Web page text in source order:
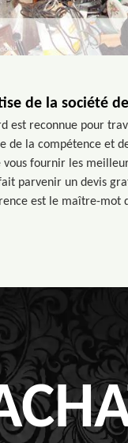
de la société
est reconnue pour
de la compétence et
fournir les
parvenir un devis
est le maître-mot